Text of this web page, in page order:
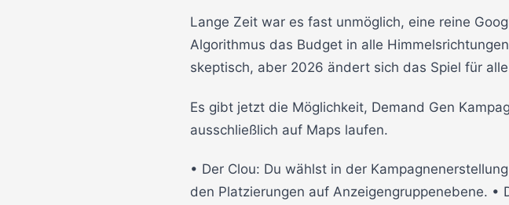
Lange Zeit war es fast unmöglich, eine reine
Algorithmus das Budget in alle
skeptisch, aber 2026 ändert sich das Spiel für
Es gibt jetzt die Möglichkeit, Demand Gen
ausschließlich auf Maps laufen.
• Der Clou: Du wählst in der
den Platzierungen auf Anzeigengruppenebene.